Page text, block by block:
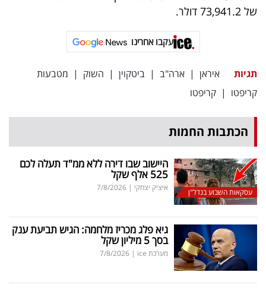
פרסמו
אחרינו:
של 73,941.2 דולר.
עקבו אחרינו
תגיות איראן | ארה"ב | ביטקוין | השוק | מטבעות
קריפטו | קריפטו
הכתבות החמות
עסקאות השבוע בנדל"ן
היישוב שבו דירה ללא ממ"ד תעלה לכם
525 אלף שקל
איציק יצחקי |
7/8/2026
גיא פלג מכריז מלחמה: הגיש תביעת ענק
בסך 5 מיליון שקל
מערכת ice |
7/8/2026